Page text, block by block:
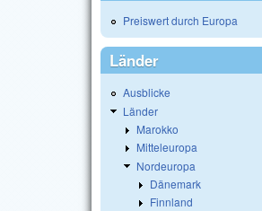
Preiswert durch Europa
Länder
Ausblicke
Länder
Marokko
Mitteleuropa
Nordeuropa
Dänemark
Finnland